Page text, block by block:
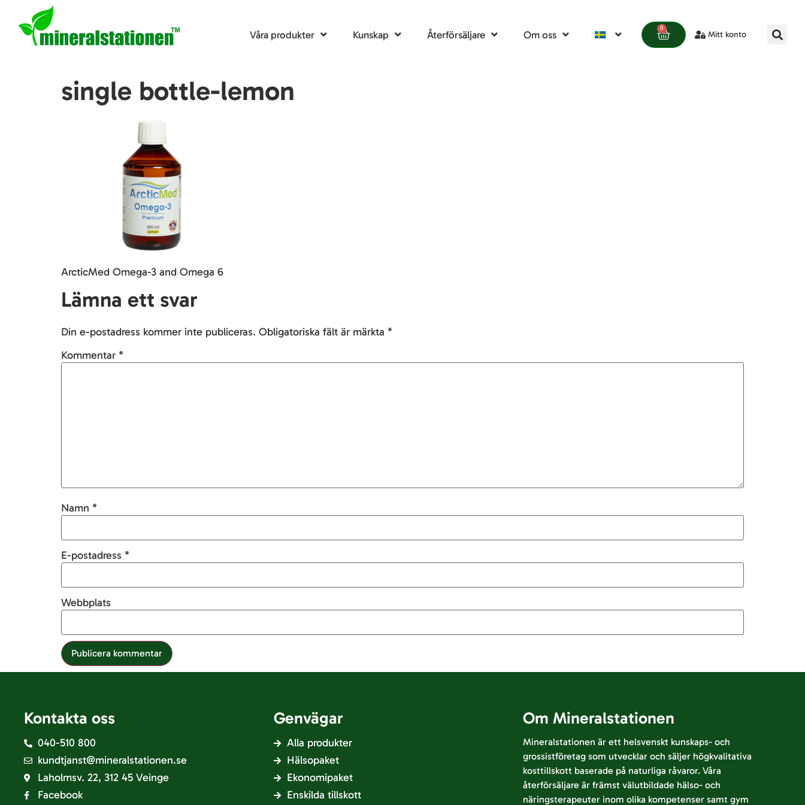
Våra produkter Kunskap Återförsäljare Om oss
0
Mitt konto
single bottle-lemon
ArcticMed Omega-3 and Omega 6
Lämna ett svar
Din e-postadress kommer inte publiceras. Obligatoriska fält är märkta *
Kommentar *
Namn *
E-postadress *
Webbplats
Kontakta oss
040-510 800
kundtjanst@mineralstationen.se
Laholmsv. 22, 312 45 Veinge
Facebook
Genvägar
Alla produkter
Hälsopaket
Ekonomipaket
Enskilda tillskott
Om Mineralstationen
Mineralstationen är ett helsvenskt kunskaps- och
grossistföretag som utvecklar och säljer högkvalitativa
kosttillskott baserade på naturliga råvaror. Våra
återförsäljare är främst välutbildade hälso- och
näringsterapeuter inom olika kompetenser samt gym